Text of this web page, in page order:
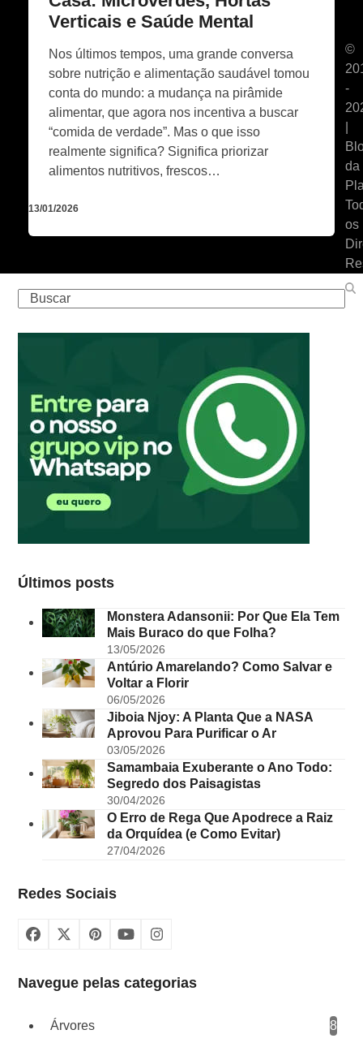
Verticais e Saúde Mental
Nos últimos tempos, uma grande conversa
sobre nutrição e alimentação saudável tomou
conta do mundo: a mudança na pirâmide
alimentar, que agora nos incentiva a buscar
“comida de verdade”. Mas o que isso
realmente significa? Significa priorizar
alimentos nutritivos, frescos…
13/01/2026
Buscar
Últimos posts
Monstera Adansonii: Por Que Ela Tem
Mais Buraco do que Folha?
13/05/2026
Antúrio Amarelando? Como Salvar e
Voltar a Florir
06/05/2026
Jiboia Njoy: A Planta Que a NASA
Aprovou Para Purificar o Ar
03/05/2026
Samambaia Exuberante o Ano Todo:
Segredo dos Paisagistas
30/04/2026
O Erro de Rega Que Apodrece a Raiz
da Orquídea (e Como Evitar)
27/04/2026
Redes Sociais
Facebook
X Pinterest
YouTubeInstagram
Navegue pelas categorias
Árvores 8
©
-
da
os